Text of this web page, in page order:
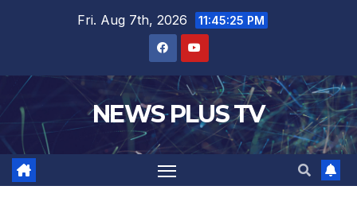
Fri. Aug 7th, 2026 11:45:26 PM
NEWS PLUS TV